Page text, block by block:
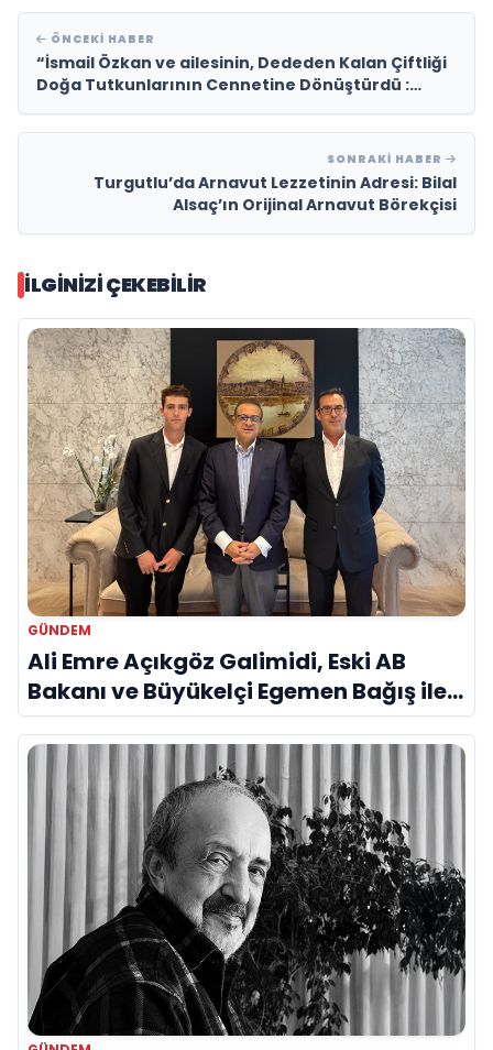
ÖNCEKI HABER
“İsmail Özkan ve ailesinin, Dededen Kalan Çiftliği
Doğa Tutkunlarının Cennetine Dönüştürdü :
SONRAKI HABER
Turgutlu’da Arnavut Lezzetinin Adresi: Bilal
Alsaç’ın Orijinal Arnavut Börekçisi
İLGINIZI ÇEKEBILIR
GÜNDEM
Ali Emre Açıkgöz Galimidi, Eski AB
Bakanı ve Büyükelçi Egemen Bağış ile
Bir Araya Geldi